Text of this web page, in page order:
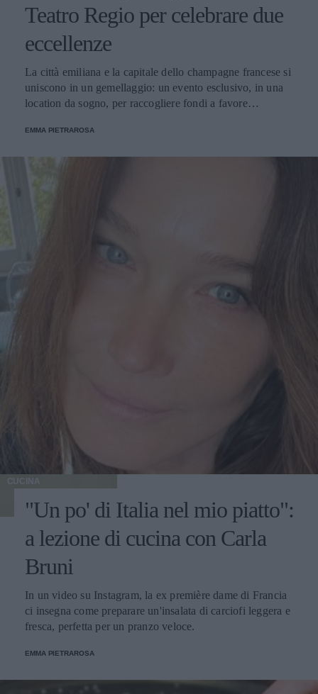
Teatro Regio per celebrare due
eccellenze
La città emiliana e la capitale dello champagne francese si
uniscono in un gemellaggio: un evento esclusivo, in una
location da sogno, per raccogliere fondi a favore
EMMA PIETRAROSA
CUCINA
"Un po' di Italia nel mio piatto":
a lezione di cucina con Carla
Bruni
In un video su Instagram, la ex première dame di Francia
ci insegna come preparare un'insalata di carciofi leggera e
fresca, perfetta per un pranzo veloce.
EMMA PIETRAROSA